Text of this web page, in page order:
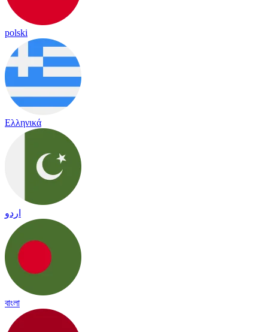
polski
Ελληνικά
اردو
বাংলা